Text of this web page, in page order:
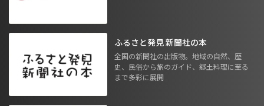
ふるさと発見 新聞社の本
全国の新聞社の出版物。地域の自然、歴
史、民俗から旅のガイド、郷土料理に至る
まで多彩に展開